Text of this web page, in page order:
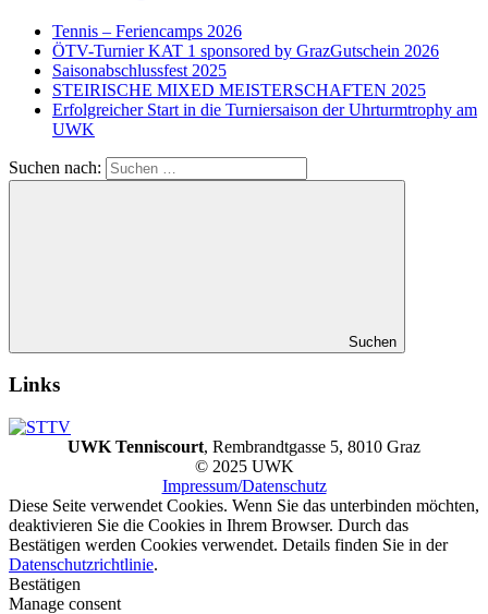
Tennis – Feriencamps 2026
ÖTV-Turnier KAT 1 sponsored by GrazGutschein 2026
Saisonabschlussfest 2025
STEIRISCHE MIXED MEISTERSCHAFTEN 2025
Erfolgreicher Start in die Turniersaison der Uhrturmtrophy am
UWK
Suchen nach:
Suchen
Links
UWK Tenniscourt, Rembrandtgasse 5, 8010 Graz
© 2025 UWK
Impressum/Datenschutz
Diese Seite verwendet Cookies. Wenn Sie das unterbinden möchten,
deaktivieren Sie die Cookies in Ihrem Browser. Durch das
Bestätigen werden Cookies verwendet. Details finden Sie in der
Datenschutzrichtlinie.
Bestätigen
Manage consent